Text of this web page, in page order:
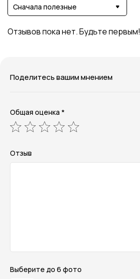
Сначала полезные
Отзывов пока нет. Будьте первым!
Поделитесь вашим мнением
Общая оценка *
Отзыв
Выберите до 6 фото